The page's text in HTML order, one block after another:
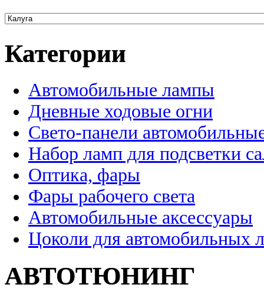
Категории
Автомобильные лампы
Дневные ходовые огни
Свето-панели
Набор ламп для подсветки
Оптика, фары
Фары рабочего света
Автомобильные аксессуары
Цоколи для автомобильных
АВТОТЮНИНГ